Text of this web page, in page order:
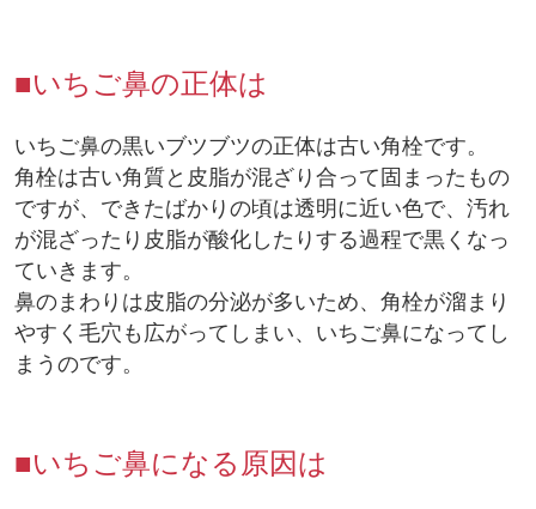
■いちご鼻の正体は
いちご鼻の黒いブツブツの正体は古い角栓です。
角栓は古い角質と皮脂が混ざり合って固まったもの
ですが、できたばかりの頃は透明に近い色で、汚れ
が混ざったり皮脂が酸化したりする過程で黒くなっ
ていきます。
鼻のまわりは皮脂の分泌が多いため、角栓が溜まり
やすく毛穴も広がってしまい、いちご鼻になってし
まうのです。
■いちご鼻になる原因は